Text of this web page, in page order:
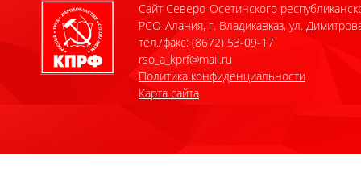
Сайт Северо-Осетинского
РСО-Алания, г. Владикавказ, ул.
тел./факс: (8672) 53-09-17
rso_a_kprf@mail.ru
Политика конфиденциальности
Карта сайта